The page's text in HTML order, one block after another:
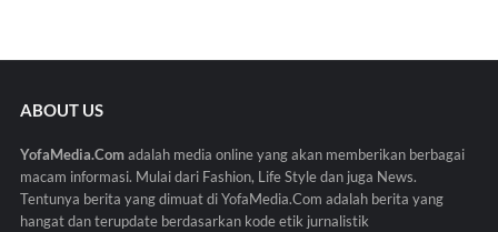
ABOUT US
YofaMedia.Comadalah media online yang akan memberikan berbagai
macam informasi. Mulai dari Fashion, Life Style dan juga News.
Tentunya berita yang dimuat di YofaMedia.Com adalah berita yang
hangat dan terupdate berdasarkan kode etik jurnalistik